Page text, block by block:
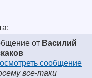
от Василий
все-таки